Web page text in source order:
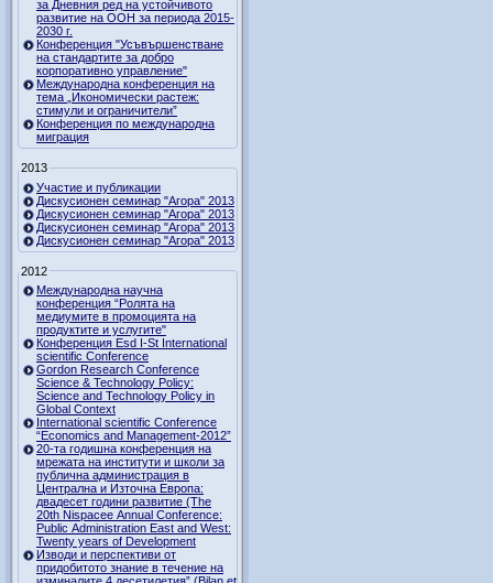
за Дневния ред на устойчивото
развитие на ООН за периода 2015-
2030 г.
Конференция "Усъвършенстване
на стандартите за добро
корпоративно управление"
Международна конференция на
тема „Икономически растеж:
стимули и ограничители”
Конференция по международна
миграция
2013
Участие и публикации
Дискусионен семинар "Агора" 2013
Дискусионен семинар "Агора" 2013
Дискусионен семинар "Агора" 2013
Дискусионен семинар "Агора" 2013
2012
Международна научна
конференция “Ролята на
медиумите в промоцията на
продуктите и услугите"
Конференция Esd I-St International
scientific Conference
Gordon Research Сonference
Science & Technology Policy:
Science and Technology Policy in
Global Context
International scientific Conference
“Economics and Management-2012”
20-та годишна конференция на
мрежата на институти и школи за
публична администрация в
Централна и Източна Европа:
двадесет години развитие (The
20th Nispacee Annual Conference:
Public Administration East and West:
Twenty years of Development
Изводи и перспективи от
придобитото знание в течение на